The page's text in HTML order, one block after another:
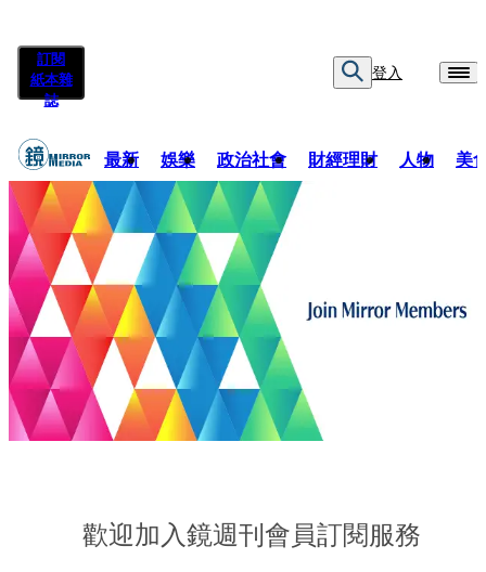
訂閱
紙本雜
誌
登入
最新 娛樂 政治社會 財經理財 人物 美
歡迎加入鏡週刊會員訂閱服務